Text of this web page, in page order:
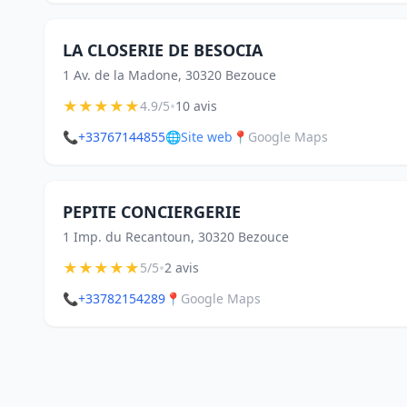
LA CLOSERIE DE BESOCIA
1 Av. de la Madone, 30320 Bezouce
★★★★★4.9/5•10 avis
📞+33767144855🌐Site web 📍 Google Maps
PEPITE CONCIERGERIE
1 Imp. du Recantoun, 30320 Bezouce
★★★★★5/5•2 avis
📞+33782154289 📍 Google Maps